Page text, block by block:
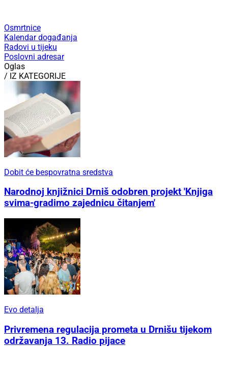
Osmrtnice
Kalendar događanja
Radovi u tijeku
Poslovni adresar
Oglas
/ IZ KATEGORIJE
Dobit će bespovratna sredstva
Narodnoj knjižnici Drniš odobren projekt 'Knjiga
svima-gradimo zajednicu čitanjem'
Evo detalja
Privremena regulacija prometa u Drnišu tijekom
održavanja 13. Radio pijace